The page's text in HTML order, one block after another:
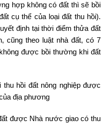
hợp không có đất thì sẽ bồi
cụ thể của loại đất thu hồi).
định tại thời điểm thửa đất
cũng theo luật nhà đất, có 7
được bồi thường khi đất
hồi đất nông nghiệp được
địa phương
được Nhà nước giao có thu